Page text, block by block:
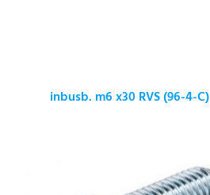
inbusb. m6 x30 RVS (96-4-C)